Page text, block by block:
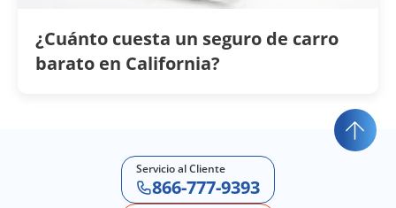
¿Cuánto cuesta un seguro de carro
barato en California?
Servicio al Cliente
866-777-9393